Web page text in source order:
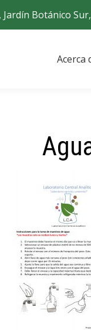
Botánico
Acerca